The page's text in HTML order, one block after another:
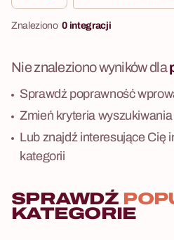
Znaleziono0 integracji
Nie znaleziono wyników dla
Sprawdź poprawność
Zmień kryteria wyszukiwania
Lub znajdź interesujące Cię
kategorii
SPRAWDŹ
KATEGORIE